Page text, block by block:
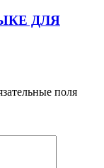
ДЛЯ
поля